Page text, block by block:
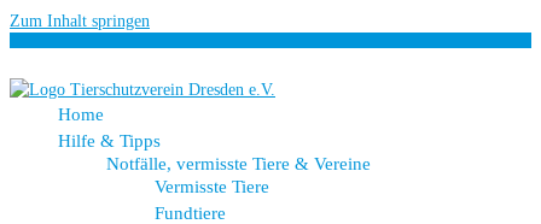
Zum Inhalt springen
Home
Hilfe & Tipps
Notfälle, vermisste Tiere & Vereine
Vermisste Tiere
Fundtiere